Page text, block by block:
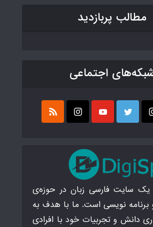
مطالب پربازدید
اجتماعی
Digispark.ir یک سایت فارسی زبان در حوزه‌ی
برنامه نویسی است. ما با هدف به
دانش و تجربیات خود با افرادی